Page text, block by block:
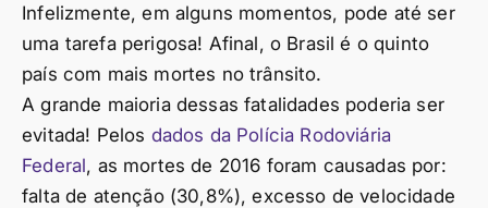
Infelizmente, em alguns momentos, pode até ser
uma tarefa perigosa! Afinal, o Brasil é o quinto
país com mais mortes no trânsito.
A grande maioria dessas fatalidades poderia ser
evitada! Pelos dados da Polícia Rodoviária
Federal, as mortes de 2016 foram causadas por:
falta de atenção (30,8%), excesso de velocidade